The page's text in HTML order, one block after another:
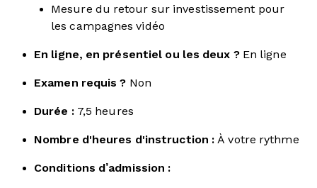
Mesure du retour sur investissement pour
les campagnes vidéo
En ligne, en présentiel ou les deux ?En ligne
Examen requis ? Non
Durée :7,5 heures
Nombre d'heures d'instruction : À votre rythme
Conditions d’admission :